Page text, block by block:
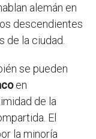
alemán en
descendientes
de la ciudad.
se pueden
en
de la
El
la minoría